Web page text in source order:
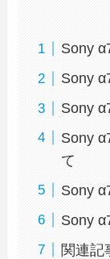
Sony
Sony
Sony
Sony
て
Sony
Sony
関連記